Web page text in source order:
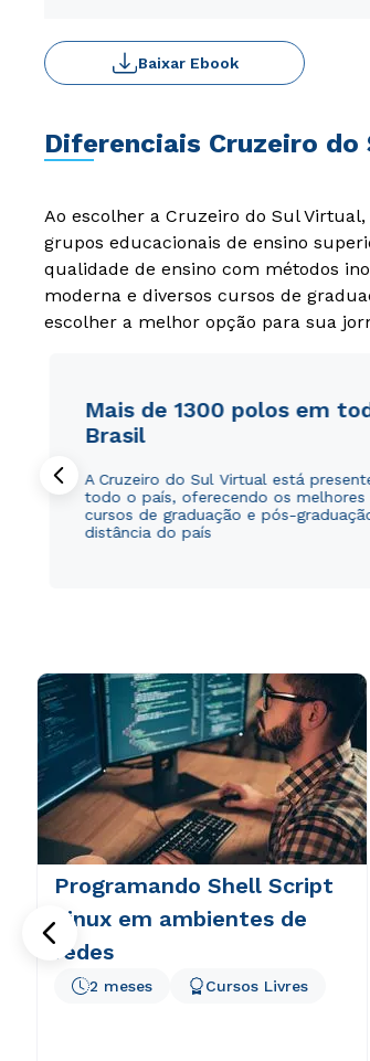
Baixar Ebook
Diferenciais Cruzeiro do
Ao escolher a Cruzeiro do Sul
grupos educacionais de ensino
qualidade de ensino com métodos
moderna e diversos cursos de
escolher a melhor opção para sua
Mais de 1300 polos em
Brasil
A Cruzeiro do Sul Virtual está
todo o país, oferecendo os melhores
cursos de graduação e pós-
distância do país
Programando Shell Script
Linux em ambientes de
redes
2 meses Cursos Livres